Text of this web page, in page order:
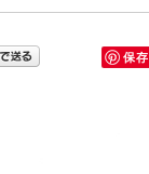
保存